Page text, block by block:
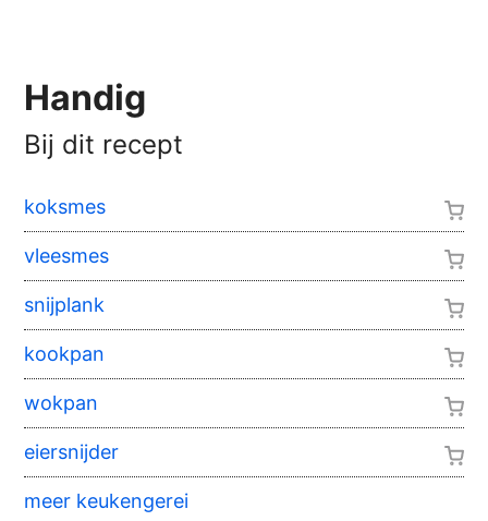
Handig
Bij dit recept
koksmes
vleesmes
snijplank
kookpan
wokpan
eiersnijder
meer keukengerei